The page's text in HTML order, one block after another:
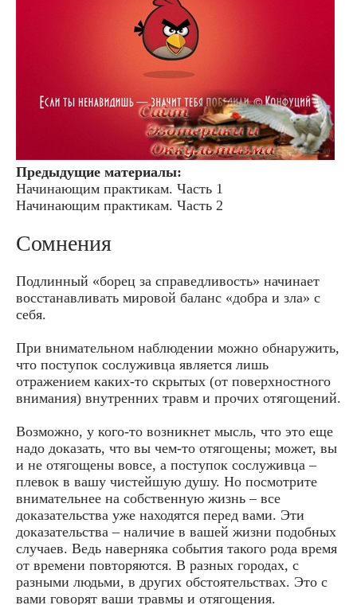
Предыдущие материалы:
Начинающим практикам. Часть 1
Начинающим практикам. Часть 2
Сомнения
Подлинный «борец за справедливость» начинает
восстанавливать мировой баланс «добра и зла» с
себя.
При внимательном наблюдении можно обнаружить,
что поступок сослуживца является лишь
отражением каких-то скрытых (от поверхностного
внимания) внутренних травм и прочих отягощений.
Возможно, у кого-то возникнет мысль, что это еще
надо доказать, что вы чем-то отягощены; может, вы
и не отягощены вовсе, а поступок сослуживца –
плевок в вашу чистейшую душу. Но посмотрите
внимательнее на собственную жизнь – все
доказательства уже находятся перед вами. Эти
доказательства – наличие в вашей жизни подобных
случаев. Ведь наверняка события такого рода время
от времени повторяются. В разных городах, с
разными людьми, в других обстоятельствах. Это с
вами говорят ваши травмы и отягощения.